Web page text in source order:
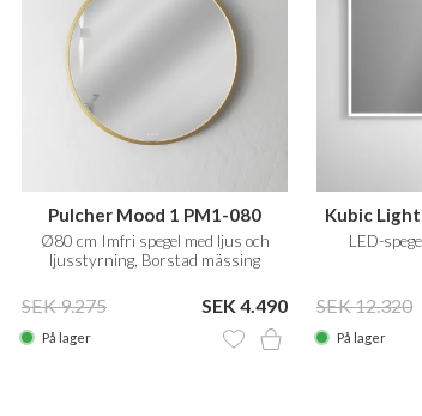
Pulcher Mood 1 PM1-080
Ø80 cm Imfri spegel med ljus och
ljusstyrning, Borstad mässing
SEK 9.275 SEK 4.490
På lager
Kubic
LED-
SEK 12.320
På lager